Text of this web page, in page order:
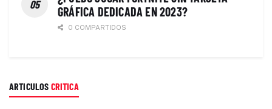
GRÁFICA DEDICADA EN 2023?
0 COMPARTIDOS
ARTICULOS CRITICA